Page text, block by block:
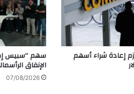
ي
م
ر
ه
ا
ن
إعادة شراء أسهم
الإنفاق
07/08/2026